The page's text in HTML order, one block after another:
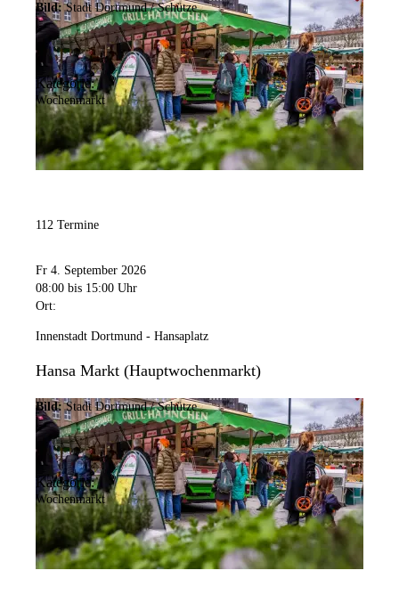
Bild: Stadt Dortmund / Schütze
Kategorie:
Wochenmarkt
112 Termine
Fr 4. September 2026
08:00 bis 15:00 Uhr
Ort:
Innenstadt Dortmund - Hansaplatz
Hansa Markt (Hauptwochenmarkt)
Bild: Stadt Dortmund / Schütze
Kategorie:
Wochenmarkt